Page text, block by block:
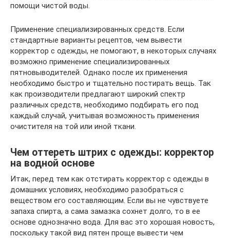
помощи чистой воды.
Применение специализированных средств. Если
стандартные варианты рецептов, чем вывести
корректор с одежды, не помогают, в некоторых случаях
возможно применение специализированных
пятновыводителей. Однако после их применения
необходимо быстро и тщательно постирать вещь. Так
как производители предлагают широкий спектр
различных средств, необходимо подбирать его под
каждый случай, учитывая возможность применения
очистителя на той или иной ткани.
Чем оттереть штрих с одежды: корректор
на водной основе
Итак, перед тем как отстирать корректор с одежды в
домашних условиях, необходимо разобраться с
веществом его составляющим. Если вы не чувствуете
запаха спирта, а сама замазка сохнет долго, то в ее
основе однозначно вода. Для вас это хорошая новость,
поскольку такой вид пятен проще вывести чем